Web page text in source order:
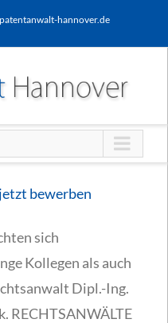
hannover.de
bewerben
sich
Kollegen als auch
Dipl.-Ing.
RECHTSANWÄLTE